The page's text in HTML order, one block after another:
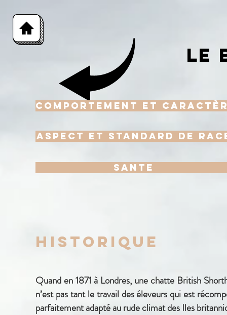
LE
Historique
Quand en 1871 à Londres, une chatte British
n’est pas tant le travail des éleveurs qui est
parfaitement adapté au rude climat des Iles
Comportement et
Aspect et Standard de
Sante